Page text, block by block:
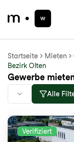
Startseite Mieten
Bezirk Olten
Gewerbe
Alle
Verifiziert